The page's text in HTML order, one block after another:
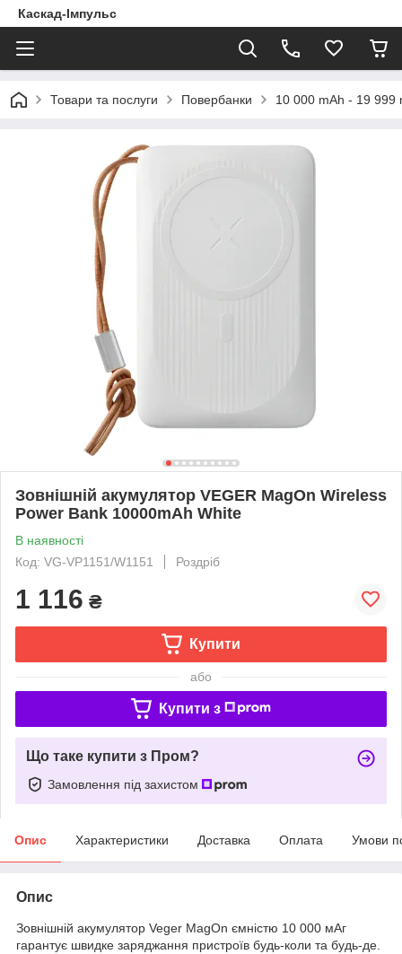
Каскад-Імпульс
Товари та послуги Повербанки 10 000 mAh - 19 999
Зовнішній акумулятор VEGER MagOn Wireless
Power Bank 10000mAh White
В наявності
Код: VG-VP1151/W1151
Роздріб
1 116 ₴
Купити
або
Купити з
Що таке купити з Пром?
Замовлення під захистом
Опис Характеристики Доставка Оплата Умови
Опис
Зовнішній акумулятор Veger MagOn ємністю 10 000 мАг
гарантує швидке заряджання пристроїв будь-коли та будь-де.